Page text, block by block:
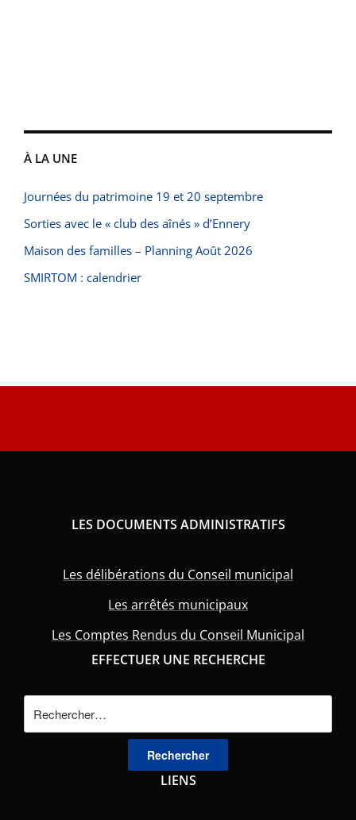
À LA UNE
Journées du patrimoine 19 et 20 septembre
Sorties avec le « club des aînés » d’Ennery
Maison des familles – Planning Août 2026
SMIRTOM : calendrier
LES DOCUMENTS ADMINISTRATIFS
Les délibérations du Conseil municipal
Les arrêtés municipaux
Les Comptes Rendus du Conseil Municipal
EFFECTUER UNE RECHERCHE
LIENS